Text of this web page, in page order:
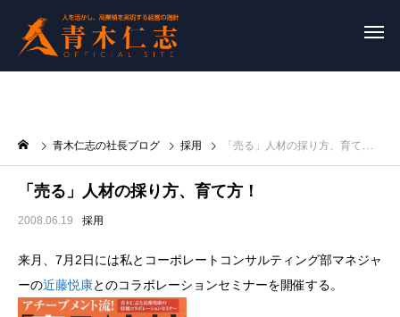
青木仁志の社長ブログ 採用 「売る」人材の採り方、育て方！
「売る」人材の採り方、育て方！
2008.06.19 採用
来月、7月2日には私とコーポレートコンサルティング部マネジャ
ーの近藤悦康とのコラボレーションセミナーを開催する。